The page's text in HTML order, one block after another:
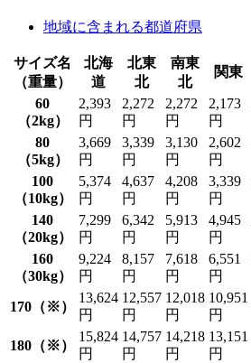
地域に含まれる都道府県
サイズ名
（重量）
北海
道
北東
北
南東
北
関東
60
（2kg）
2,393
円
2,272
円
2,272
円
2,173
円
80
（5kg）
3,669
円
3,339
円
3,130
円
2,602
円
100
（10kg）
5,374
円
4,637
円
4,208
円
3,339
円
140
（20kg）
7,299
円
6,342
円
5,913
円
4,945
円
160
（30kg）
9,224
円
8,157
円
7,618
円
6,551
円
170（※）
13,624
円
12,557
円
12,018
円
10,951
円
180（※）
15,824
円
14,757
円
14,218
円
13,151
円